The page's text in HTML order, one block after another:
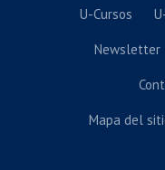
U-Cursos
Newsletter
Mapa del